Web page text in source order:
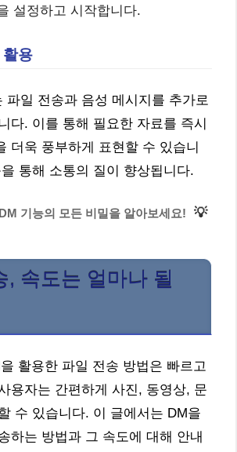
설정하고 시작합니다.
활용
파일 전송과 음성 메시지를 추가로
다. 이를 통해 필요한 자료를 즉시
더욱 풍부하게 표현할 수 있습니
통해 소통의 질이 향상됩니다.
기능의 모든 비밀을 알아보세요! 💡
, 속도는 얼마나 될
활용한 파일 전송 방법은 빠르고
용자는 간편하게 사진, 동영상, 문
수 있습니다. 이 글에서는 DM을
하는 방법과 그 속도에 대해 안내